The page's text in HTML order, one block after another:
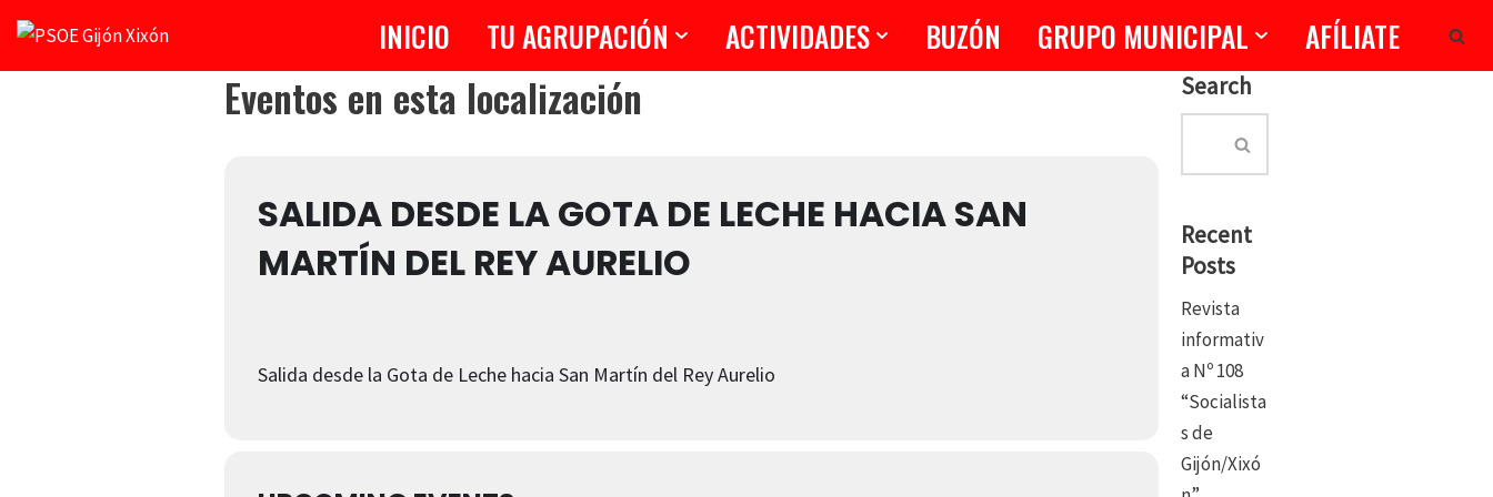
INICIO TU AGRUPACIÓN ACTIVIDADES BUZÓN GRUPO MUNICIPAL AFÍLIATE
Eventos en esta localización
SALIDA DESDE LA GOTA DE LECHE HACIA SAN
MARTÍN DEL REY AURELIO
Salida desde la Gota de Leche hacia San Martín del Rey Aurelio
Search
Recent
Posts
Revista
informativ
a Nº 108
“Socialista
s de
Gijón/Xixó